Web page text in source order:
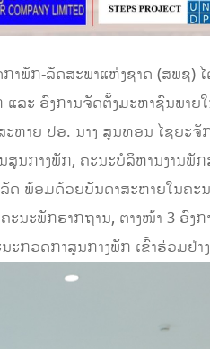
ພັກ-ລັດສະພາແຫ່ງຊາດ (ສພຊ)
ະ ອົງການຈັດຕັ້ງມະຫາຊົນພາຍ
ຫາຍ ປອ. ນາງ ສູນທອນ ໄຊຍະຈັ
ນກາງພັກ, ຄະນະບໍລິຫານງານພັ
ພ້ອມດ້ວຍບັນດາສະຫາຍໃນຄະ
ະພັກຮາກຖານ, ຕາງໜ້າ 3 ອົງ
ກວດກາສູນກາງພັກ ເຂົ້າຮ່ວມຢ່າ